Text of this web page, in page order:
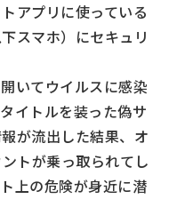
アプリに使っている
スマホ）にセキュリ
いてウイルスに感染
イトルを装った偽サ
が流出した結果、オ
トが乗っ取られてし
上の危険が身近に潜